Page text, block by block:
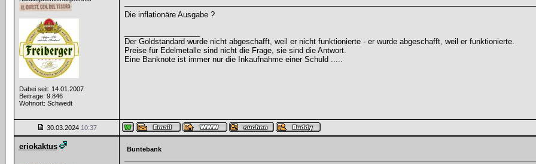
Dabei seit: 14.01.2007
Beiträge: 9.846
Wohnort: Schwedt
Die inflationäre Ausgabe ?
Der Goldstandard wurde nicht abgeschafft, weil er nicht funktionierte - er wurde abgeschafft, weil er funktionierte.
Preise für Edelmetalle sind nicht die Frage, sie sind die Antwort.
Eine Banknote ist immer nur die Inkaufnahme einer Schuld .....
30.03.2024 10:37
eriokaktus Buntebank